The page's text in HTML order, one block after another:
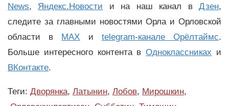
News, Яндекс.Новости и на наш канал вДзен,
следите за главными новостями Орла и Орловской
области в MAX и telegram-канале Орёлтаймс.
Больше интересного контента вОдноклассниках и
ВКонтакте.
Теги: Дворянка, Латынин, Лобов, Мирошкин,